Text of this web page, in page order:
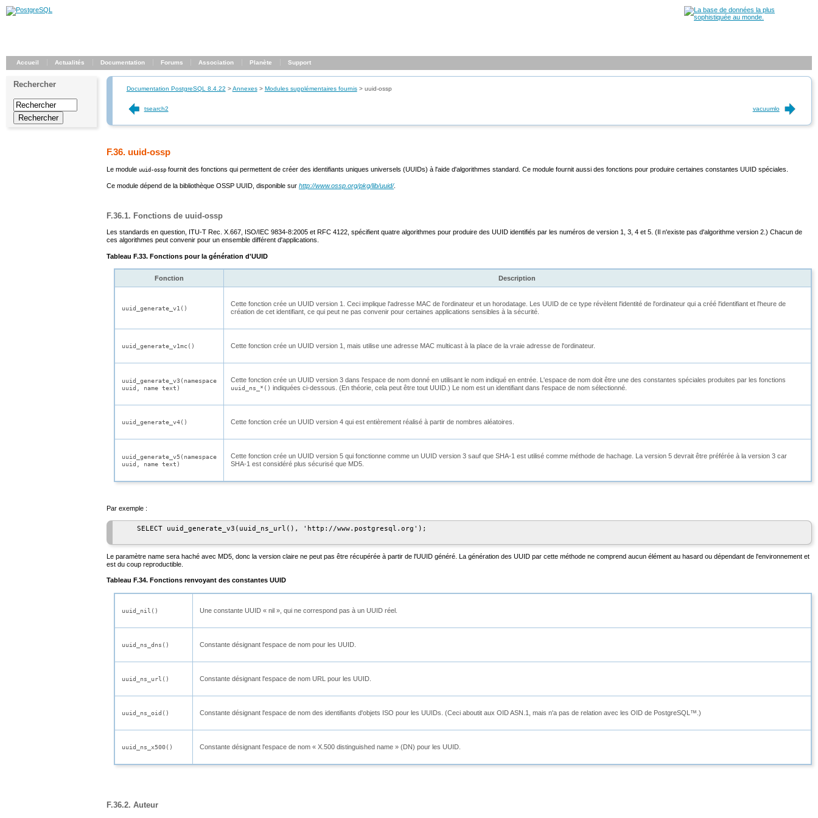
Accueil Actualités Documentation Forums Association Planète Support
Rechercher Documentation PostgreSQL 8.4.22 >Annexes> Modules supplémentaires fournis> uuid-ossp
tsearch2 vacuumlo
F.36. uuid-ossp
Le module uuid-ossp fournit des fonctions qui permettent de créer des identifiants uniques universels (UUIDs) à l'aide d'algorithmes standard. Ce module fournit aussi des fonctions pour produire certaines constantes UUID spéciales.
Ce module dépend de la bibliothèque OSSP UUID, disponible sur http://www.ossp.org/pkg/lib/uuid/.
F.36.1. Fonctions de uuid-ossp
Les standards en question, ITU-T Rec. X.667, ISO/IEC 9834-8:2005 et RFC 4122, spécifient quatre algorithmes pour produire des UUID identifiés par les numéros de version 1, 3, 4 et 5. (Il n'existe pas d'algorithme version 2.) Chacun de
ces algorithmes peut convenir pour un ensemble différent d'applications.
Tableau F.33. Fonctions pour la génération d'UUID
Fonction Description
uuid_generate_v1()
Cette fonction crée un UUID version 1. Ceci implique l'adresse MAC de l'ordinateur et un horodatage. Les UUID de ce type révèlent l'identité de l'ordinateur qui a créé l'identifiant et l'heure de
création de cet identifiant, ce qui peut ne pas convenir pour certaines applications sensibles à la sécurité.
uuid_generate_v1mc() Cette fonction crée un UUID version 1, mais utilise une adresse MAC multicast à la place de la vraie adresse de l'ordinateur.
uuid_generate_v3(namespace
uuid, name text)
Cette fonction crée un UUID version 3 dans l'espace de nom donné en utilisant le nom indiqué en entrée. L'espace de nom doit être une des constantes spéciales produites par les fonctions
uuid_ns_*() indiquées ci-dessous. (En théorie, cela peut être tout UUID.) Le nom est un identifiant dans l'espace de nom sélectionné.
uuid_generate_v4() Cette fonction crée un UUID version 4 qui est entièrement réalisé à partir de nombres aléatoires.
uuid_generate_v5(namespace
uuid, name text)
Cette fonction crée un UUID version 5 qui fonctionne comme un UUID version 3 sauf que SHA-1 est utilisé comme méthode de hachage. La version 5 devrait être préférée à la version 3 car
SHA-1 est considéré plus sécurisé que MD5.
Par exemple :
    SELECT uuid_generate_v3(uuid_ns_url(), 'http://www.postgresql.org');
Le paramètre name sera haché avec MD5, donc la version claire ne peut pas être récupérée à partir de l'UUID généré. La génération des UUID par cette méthode ne comprend aucun élément au hasard ou dépendant de l'environnement et
est du coup reproductible.
Tableau F.34. Fonctions renvoyant des constantes UUID
uuid_nil() Une constante UUID « nil», qui ne correspond pas à un UUID réel.
uuid_ns_dns() Constante désignant l'espace de nom pour les UUID.
uuid_ns_url() Constante désignant l'espace de nom URL pour les UUID.
uuid_ns_oid() Constante désignant l'espace de nom des identifiants d'objets ISO pour les UUIDs. (Ceci aboutit aux OID ASN.1, mais n'a pas de relation avec les OID de PostgreSQL ™.)
uuid_ns_x500() Constante désignant l'espace de nom « X.500 distinguished name»(DN) pour les UUID.
F.36.2. Auteur